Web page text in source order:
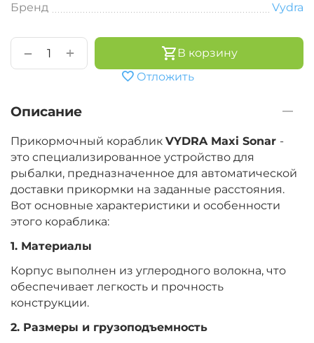
Бренд
Vydra
+
−
В корзину
Отложить
Описание
Прикормочный кораблик VYDRA Maxi Sonar -
это специализированное устройство для
рыбалки, предназначенное для автоматической
доставки прикормки на заданные расстояния.
Вот основные характеристики и особенности
этого кораблика:
1. Материалы
Корпус выполнен из углеродного волокна, что
обеспечивает легкость и прочность
конструкции.
2. Размеры и грузоподъемность